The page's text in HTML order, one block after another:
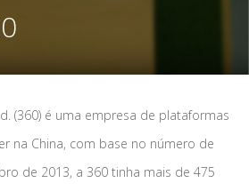
(360) é uma empresa de plataformas
na China, com base no número de
de 2013, a 360 tinha mais de 475